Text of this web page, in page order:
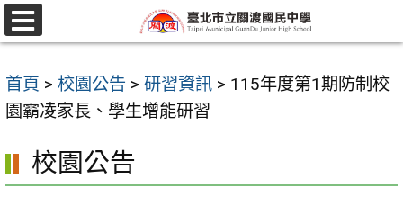
跳
至
要
內
區
選
單
首頁 > 校園公告 > 研習資訊 > 115年度第1期防制校
園霸凌家長、學生增能研習
校園公告